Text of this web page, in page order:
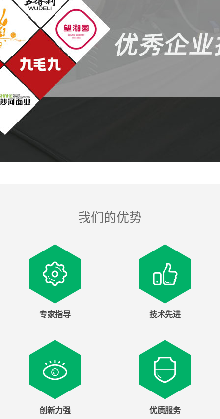
我们的优势
专家指导 技术先进
创新力强 优质服务